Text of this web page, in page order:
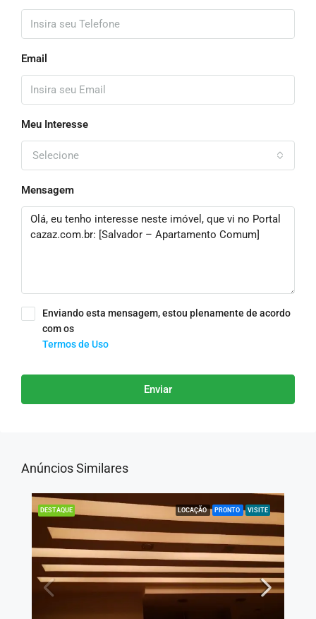
Email
Meu Interesse
Selecione
Mensagem
Enviando esta mensagem, estou plenamente de acordo
com os
Termos de Uso
Enviar
Anúncios Similares
DESTAQUE LOCAÇÃO PRONTO VISITE